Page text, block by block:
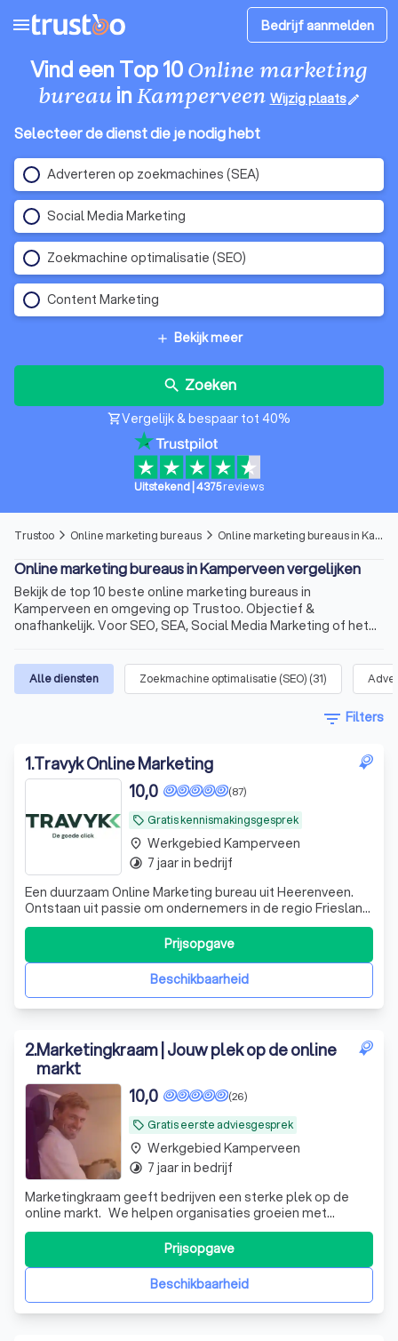
menu Bedrijf aanmelden
Vind een Top 10Online marketing
bureauinKamperveen Wijzig plaatsedit
Selecteer de dienst die je nodig hebt
Adverteren op zoekmachines (SEA)
Social Media Marketing
Zoekmachine optimalisatie (SEO)
Content Marketing
add Bekijk meer
search Zoeken
shopping_cartVergelijk & bespaar tot 40%
Uitstekend 4375reviews
Trustoo arrow_forward_ios Online marketing bureaus arrow_forward_ios Online marketing bureaus in Kamperveen
Online marketing bureaus in Kamperveen vergelijken
Bekijk de top 10 beste online marketing bureaus in
Kamperveen en omgeving op Trustoo. Objectief &
onafhankelijk. Voor SEO, SEA, Social Media Marketing of het
Alle diensten Zoekmachine optimalisatie (SEO) (31)
filter_list Filters
1.Travyk Online Marketing
local_offer Gratis kennismakingsgesprek
(87)
10,0
Een duurzaam Online Marketing bureau uit Heerenveen.
Ontstaan uit passie om ondernemers in de regio Friesland
e.o. slimmer te maken en te laten profiteren van de
voordelen van Online Marketing. Ook doen we graag iets
terug voor mens en milieu! Onze specialisaties liggen
vooral in het optimaliserenBeschikbaarheid
Prijsopgave
place Werkgebied Kamperveen
timelapse 7 jaar in bedrijf
2.Marketingkraam | Jouw plek op de online
markt
local_offer Gratis eerste adviesgesprek
(26)
10,0
Marketingkraam geeft bedrijven een sterke plek op de
online markt. We helpen organisaties groeien met
transparante online marketing – van vindbaarheid tot
conversie. Groeipakketten vanaf € 800 p/m
Beschikbaarheid
Prijsopgave
place Werkgebied Kamperveen
timelapse 7 jaar in bedrijf